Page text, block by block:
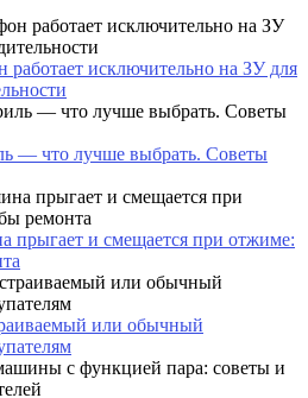
исключительно на ЗУ для
— что лучше выбрать. Советы
прыгает и смещается при отжиме:
или обычный